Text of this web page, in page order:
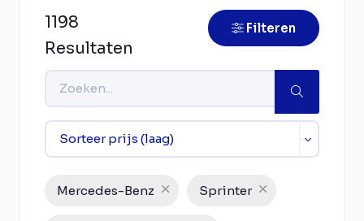
1198
Resultaten
Filteren
Mercedes-Benz Sprinter